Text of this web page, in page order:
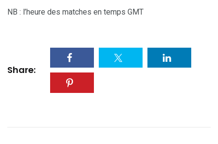
NB : l’heure des matches en temps GMT
Share: